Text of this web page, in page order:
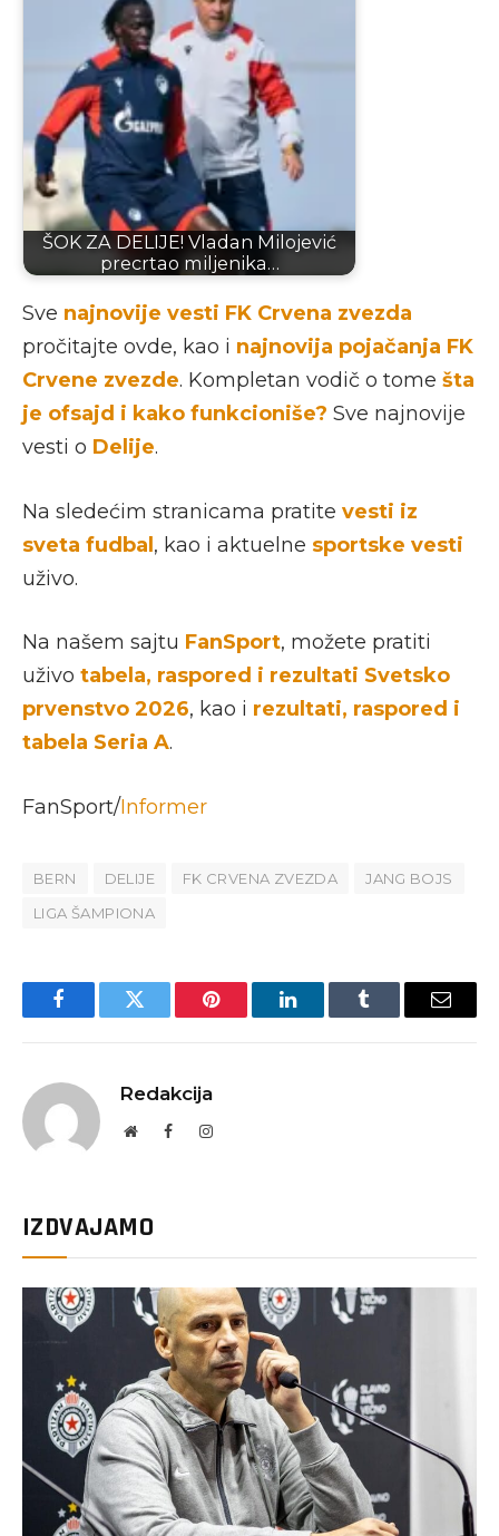
ŠOK ZA DELIJE! Vladan Milojević
precrtao miljenika…
Sve najnovije vesti FK Crvena zvezda
pročitajte ovde, kao i najnovija pojačanja FK
Crvene zvezde. Kompletan vodič o tome šta
je ofsajd i kako funkcioniše? Sve najnovije
vesti o Delije.
Na sledećim stranicama pratite vesti iz
sveta fudbal, kao i aktuelne sportske vesti
uživo.
Na našem sajtu FanSport, možete pratiti
uživo tabela, raspored i rezultati Svetsko
prvenstvo 2026, kao i rezultati, raspored i
tabela Seria A.
FanSport/Informer
BERN DELIJE FK CRVENA ZVEZDA
JANG BOJS
LIGA ŠAMPIONA
FacebookTwitter Pinterest LinkedInTumblr Email
Redakcija
WebsiteFacebookInstagram
IZDVAJAMO